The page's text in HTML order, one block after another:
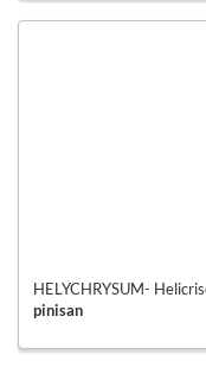
HELYCHRYSUM-
pinisan